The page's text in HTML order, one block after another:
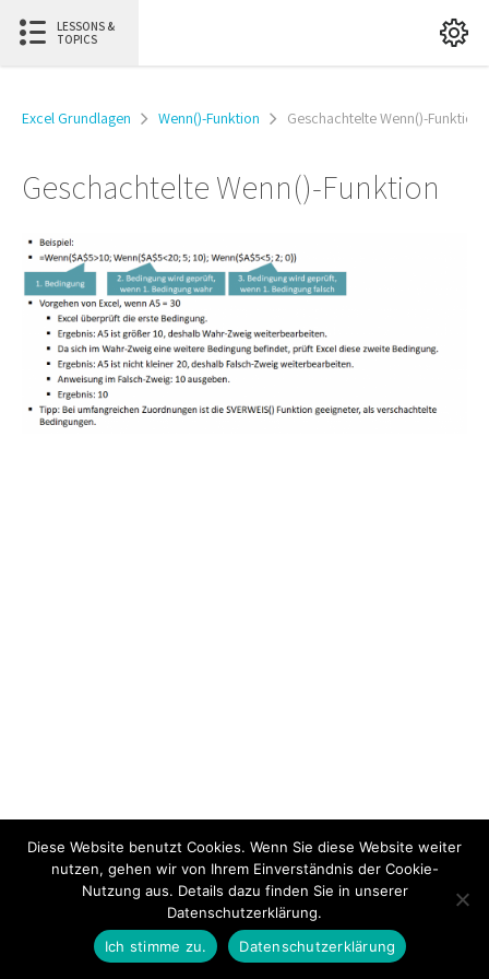
LESSONS &
TOPICS
Excel Grundlagen Wenn()-Funktion Geschachtelte Wenn()-Funktion
Geschachtelte Wenn()-Funktion
PREVIOUS THEMA BACK TO LEKTION
Diese Website benutzt Cookies. Wenn Sie diese Website weiter
nutzen, gehen wir von Ihrem Einverständnis der Cookie-
Nutzung aus. Details dazu finden Sie in unserer
Datenschutzerklärung.
Ich stimme zu.
Datenschutzerklärung